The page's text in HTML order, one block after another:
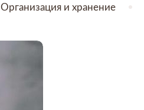
Организация и хранение